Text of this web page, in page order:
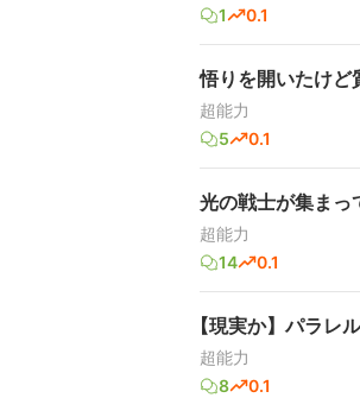
1
0.1
悟りを開いたけど
超能力
5
0.1
光の戦士が集まっ
超能力
14
0.1
【現実か】パラレ
超能力
8
0.1